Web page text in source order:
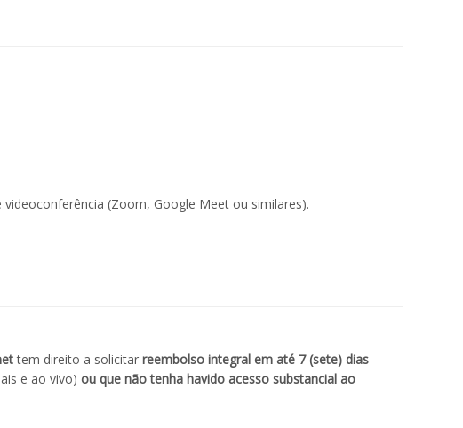
(Zoom, Google Meet ou similares).
tem direito a solicitar reembolso integral em até 7 (sete) dias
e ao vivo) ou que não tenha havido acesso substancial ao